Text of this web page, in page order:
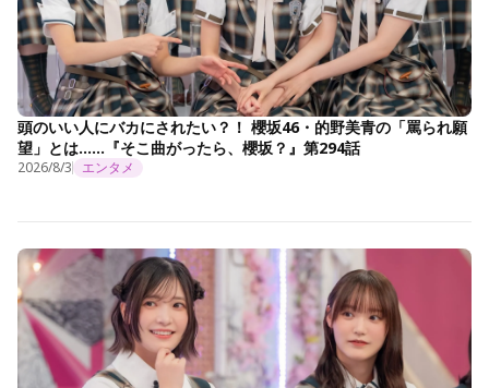
頭のいい人にバカにされたい？！ 櫻坂46・的野美青の「罵られ願
望」とは……『そこ曲がったら、櫻坂？』第294話
2026/8/3 エンタメ